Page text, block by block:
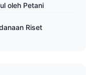
oleh Petani
Riset